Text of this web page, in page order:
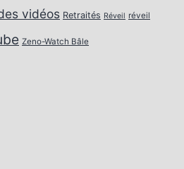
vidéos Retraités Réveil réveil
Zeno-Watch Bâle